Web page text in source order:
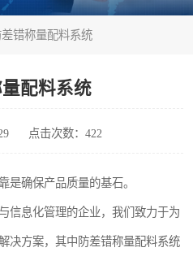
差错称量配料系统
配料系统
点击次数：422
是确保产品质量的基石。
信息化管理的企业，我们致力于为
决方案，其中防差错称量配料系统
系统